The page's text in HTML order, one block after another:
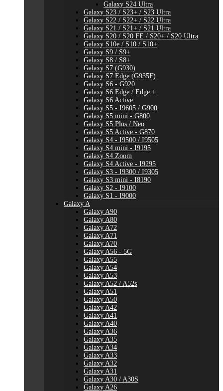
Galaxy S24 Ultra
Galaxy S23 / S23+ / S23 Ultra
Galaxy S22 / S22+ / S22 Ultra
Galaxy S21 / S21+ / S21 Ultra
Galaxy S20 / S20 FE / S20+ / S20 Ultra
Galaxy S10e / S10 / S10+
Galaxy S9 / S9+
Galaxy S8 / S8+
Galaxy S7 (G930)
Galaxy S7 Edge (G935F)
Galaxy S6 - G920
Galaxy S6 Edge / Edge +
Galaxy S6 Active
Galaxy S5 - I9605 / G900
Galaxy S5 mini - G800
Galaxy S5 Plus / Neo
Galaxy S5 Active - G870
Galaxy S4 - I9500 / I9505
Galaxy S4 mini - I9195
Galaxy S4 Zoom
Galaxy S4 Active - I9295
Galaxy S3 - I9300 / I9305
Galaxy S3 mini - I8190
Galaxy S2 - I9100
Galaxy S1 - I9000
Galaxy A
Galaxy A90
Galaxy A80
Galaxy A72
Galaxy A71
Galaxy A70
Galaxy A56 - 5G
Galaxy A55
Galaxy A54
Galaxy A53
Galaxy A52 / A52s
Galaxy A51
Galaxy A50
Galaxy A42
Galaxy A41
Galaxy A40
Galaxy A36
Galaxy A35
Galaxy A34
Galaxy A33
Galaxy A32
Galaxy A31
Galaxy A30 / A30S
Galaxy A26